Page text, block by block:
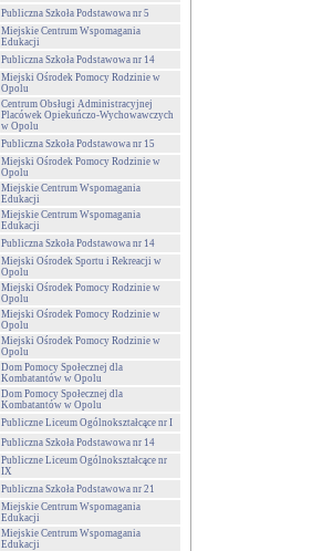
Publiczna Szkoła Podstawowa nr 5
Miejskie Centrum Wspomagania
Edukacji
Publiczna Szkoła Podstawowa nr 14
Miejski Ośrodek Pomocy Rodzinie w
Opolu
Centrum Obsługi Administracyjnej
Placówek Opiekuńczo-Wychowawczych
w Opolu
Publiczna Szkoła Podstawowa nr 15
Miejski Ośrodek Pomocy Rodzinie w
Opolu
Miejskie Centrum Wspomagania
Edukacji
Miejskie Centrum Wspomagania
Edukacji
Publiczna Szkoła Podstawowa nr 14
Miejski Ośrodek Sportu i Rekreacji w
Opolu
Miejski Ośrodek Pomocy Rodzinie w
Opolu
Miejski Ośrodek Pomocy Rodzinie w
Opolu
Miejski Ośrodek Pomocy Rodzinie w
Opolu
Dom Pomocy Społecznej dla
Kombatantów w Opolu
Dom Pomocy Społecznej dla
Kombatantów w Opolu
Publiczne Liceum Ogólnokształcące nr I
Publiczna Szkoła Podstawowa nr 14
Publiczne Liceum Ogólnokształcące nr
IX
Publiczna Szkoła Podstawowa nr 21
Miejskie Centrum Wspomagania
Edukacji
Miejskie Centrum Wspomagania
Edukacji